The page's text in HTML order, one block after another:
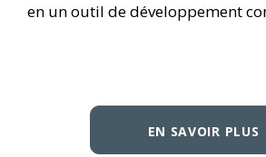
en un outil de développement
EN SAVOIR PLUS